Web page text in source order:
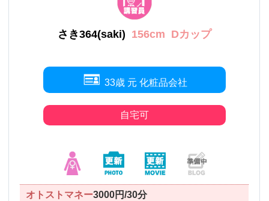
さき364(saki) 156cm Dカップ
33歳 元 化粧品会社
自宅可
オトストマネー3000円/30分